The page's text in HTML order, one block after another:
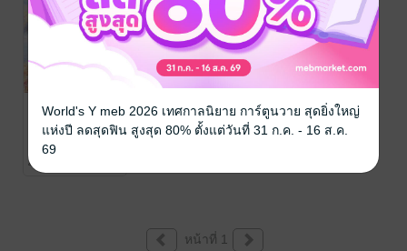
ราชัน เล่ม 1
ขวงซั่งจยาขวง /
ละอองอวล แปล
แจ่มใส
นิยายรักจีนโบราณ
42 Rating
หน้าที่ 1
World's Y meb 2026 เทศกาลนิยาย การ์ตูนวาย สุดยิ่งใหญ่
แห่งปี ลดสุดฟิน สูงสุด 80% ตั้งแต่วันที่ 31 ก.ค. - 16 ส.ค.
69